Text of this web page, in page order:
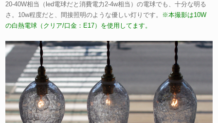
20-40W相当（led電球だと消費電力2-4w相当）の電球でも、十分な明る
さ。10w程度だと、間接照明のような優しい灯りです。
※本撮影は10W
の白熱電球（クリア/口金：E17）を使用してます。